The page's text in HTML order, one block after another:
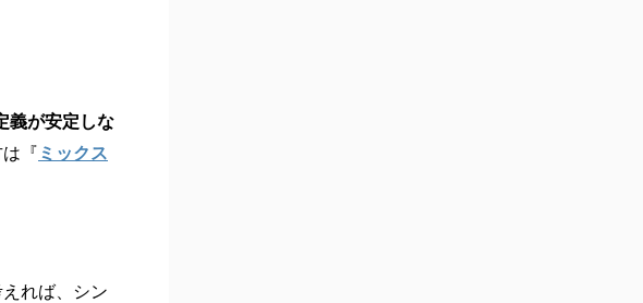
義が安定しな
は『 ミックス
れば、シン